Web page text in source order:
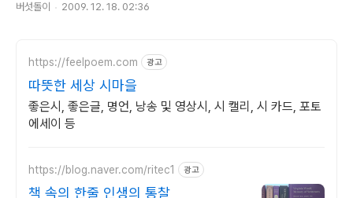
버섯돌이 2009. 12. 18. 02:36
https://feelpoem.com 광고
따뜻한 세상 시마을
좋은시, 좋은글, 명언, 낭송 및 영상시, 시 캘리, 시 카드, 포토
에세이 등
https://blog.naver.com/ritec1 광고
책 속의 한줄 인생의 통찰